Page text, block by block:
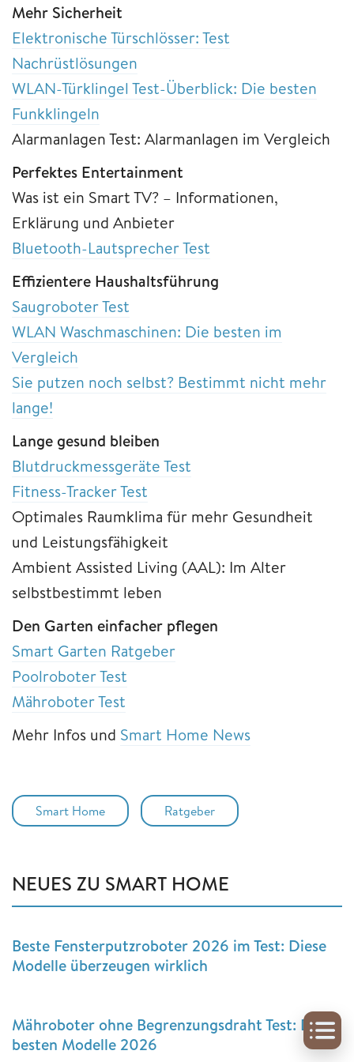
Mehr Sicherheit
Elektronische Türschlösser: Test
Nachrüstlösungen
WLAN-Türklingel Test-Überblick: Die besten
Funkklingeln
Alarmanlagen Test: Alarmanlagen im Vergleich
Perfektes Entertainment
Was ist ein Smart TV? – Informationen,
Erklärung und Anbieter
Bluetooth-Lautsprecher Test
Effizientere Haushaltsführung
Saugroboter Test
WLAN Waschmaschinen: Die besten im
Vergleich
Sie putzen noch selbst? Bestimmt nicht mehr
lange!
Lange gesund bleiben
Blutdruckmessgeräte Test
Fitness-Tracker Test
Optimales Raumklima für mehr Gesundheit
und Leistungsfähigkeit
Ambient Assisted Living (AAL): Im Alter
selbstbestimmt leben
Den Garten einfacher pflegen
Smart Garten Ratgeber
Poolroboter Test
Mähroboter Test
Mehr Infos und Smart Home News
Smart Home Ratgeber
NEUES ZU SMART HOME
Beste Fensterputzroboter 2026 im Test: Diese
Modelle überzeugen wirklich
Mähroboter ohne Begrenzungsdraht Test: Die
besten Modelle 2026